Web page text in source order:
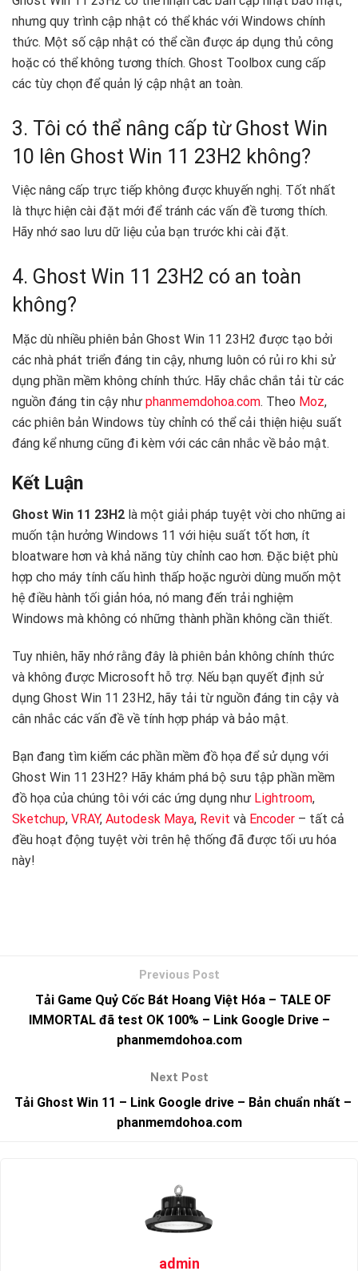
nhưng quy trình cập nhật có thể khác với Windows chính
thức. Một số cập nhật có thể cần được áp dụng thủ công
hoặc có thể không tương thích. Ghost Toolbox cung cấp
các tùy chọn để quản lý cập nhật an toàn.
3. Tôi có thể nâng cấp từ Ghost Win
10 lên Ghost Win 11 23H2 không?
Việc nâng cấp trực tiếp không được khuyến nghị. Tốt nhất
là thực hiện cài đặt mới để tránh các vấn đề tương thích.
Hãy nhớ sao lưu dữ liệu của bạn trước khi cài đặt.
4. Ghost Win 11 23H2 có an toàn
không?
Mặc dù nhiều phiên bản Ghost Win 11 23H2 được tạo bởi
các nhà phát triển đáng tin cậy, nhưng luôn có rủi ro khi sử
dụng phần mềm không chính thức. Hãy chắc chắn tải từ các
nguồn đáng tin cậy như phanmemdohoa.com. Theo Moz,
các phiên bản Windows tùy chỉnh có thể cải thiện hiệu suất
đáng kể nhưng cũng đi kèm với các cân nhắc về bảo mật.
Kết Luận
Ghost Win 11 23H2 là một giải pháp tuyệt vời cho những ai
muốn tận hưởng Windows 11 với hiệu suất tốt hơn, ít
bloatware hơn và khả năng tùy chỉnh cao hơn. Đặc biệt phù
hợp cho máy tính cấu hình thấp hoặc người dùng muốn một
hệ điều hành tối giản hóa, nó mang đến trải nghiệm
Windows mà không có những thành phần không cần thiết.
Tuy nhiên, hãy nhớ rằng đây là phiên bản không chính thức
và không được Microsoft hỗ trợ. Nếu bạn quyết định sử
dụng Ghost Win 11 23H2, hãy tải từ nguồn đáng tin cậy và
cân nhắc các vấn đề về tính hợp pháp và bảo mật.
Bạn đang tìm kiếm các phần mềm đồ họa để sử dụng với
Ghost Win 11 23H2? Hãy khám phá bộ sưu tập phần mềm
đồ họa của chúng tôi với các ứng dụng như Lightroom,
Sketchup, VRAY, Autodesk Maya, Revit và Encoder – tất cả
đều hoạt động tuyệt vời trên hệ thống đã được tối ưu hóa
này! ‍
Tải Game Quỷ Cốc Bát Hoang Việt Hóa – TALE OF
IMMORTAL đã test OK 100% – Link Google Drive –
phanmemdohoa.com
Tải Ghost Win 11 – Link Google drive – Bản chuẩn nhất –
phanmemdohoa.com
admin